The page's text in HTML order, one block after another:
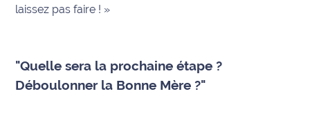
Fil
laissez pas faire ! »
"Quelle sera la prochaine étape ?
Déboulonner la Bonne Mère ?"